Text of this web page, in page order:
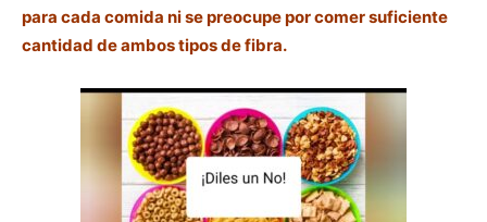
para cada comida ni se preocupe por comer suficiente
cantidad de ambos tipos de fibra.